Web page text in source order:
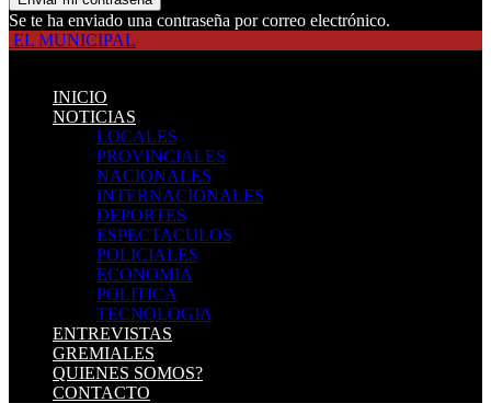
Se te ha enviado una contraseña por correo electrónico.
EL MUNICIPAL
INICIO
NOTICIAS
LOCALES
PROVINCIALES
NACIONALES
INTERNACIONALES
DEPORTES
ESPECTACULOS
POLICIALES
ECONOMIA
POLITICA
TECNOLOGIA
ENTREVISTAS
GREMIALES
QUIENES SOMOS?
CONTACTO